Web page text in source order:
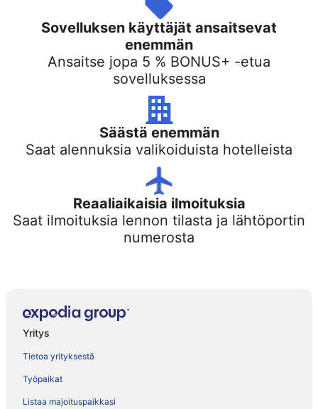
Sovelluksen käyttäjät ansaitsevat
enemmän
Ansaitse jopa 5 % BONUS+ -etua
sovelluksessa
Säästä enemmän
Saat alennuksia valikoiduista hotelleista
Reaaliaikaisia ilmoituksia
Saat ilmoituksia lennon tilasta ja lähtöportin
numerosta
Yritys
Tietoa yrityksestä
Työpaikat
Listaa majoituspaikkasi